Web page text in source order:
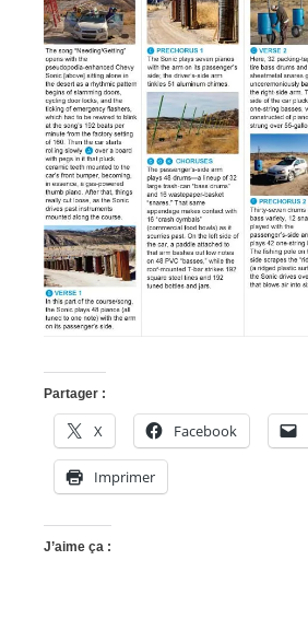
Partager :
X Facebook
Imprimer
J’aime ça :